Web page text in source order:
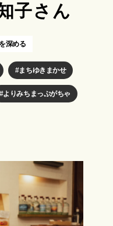
子さん
深める
まちゆきまかせ
よりみちまっぷがちゃ